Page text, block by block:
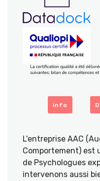
info
L'entreprise AAC
Comportement) est
de Psychologues
intervenons aussi